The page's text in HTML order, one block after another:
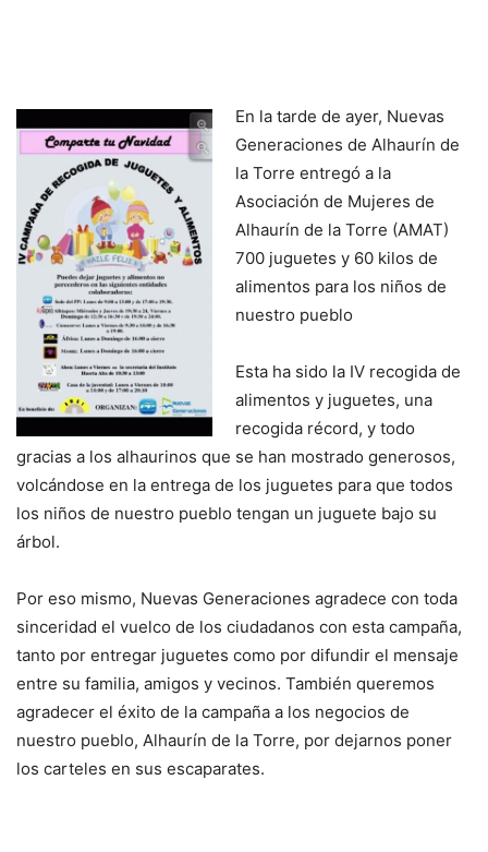
En la tarde de ayer, Nuevas
Generaciones de Alhaurín de
la Torre entregó a la
Asociación de Mujeres de
Alhaurín de la Torre (AMAT)
700 juguetes y 60 kilos de
alimentos para los niños de
nuestro pueblo
Esta ha sido la IV recogida de
alimentos y juguetes, una
recogida récord, y todo
gracias a los alhaurinos que se han mostrado generosos,
volcándose en la entrega de los juguetes para que todos
los niños de nuestro pueblo tengan un juguete bajo su
árbol.
Por eso mismo, Nuevas Generaciones agradece con toda
sinceridad el vuelco de los ciudadanos con esta campaña,
tanto por entregar juguetes como por difundir el mensaje
entre su familia, amigos y vecinos. También queremos
agradecer el éxito de la campaña a los negocios de
nuestro pueblo, Alhaurín de la Torre, por dejarnos poner
los carteles en sus escaparates.